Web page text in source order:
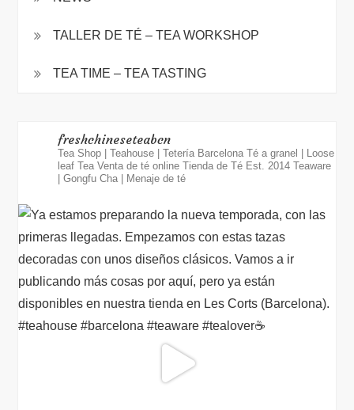
TALLER DE TÉ – TEA WORKSHOP
TEA TIME – TEA TASTING
freshchineseteabcn
Tea Shop | Teahouse | Tetería Barcelona Té a granel | Loose
leaf Tea Venta de té online Tienda de Té Est. 2014 Teaware
| Gongfu Cha | Menaje de té